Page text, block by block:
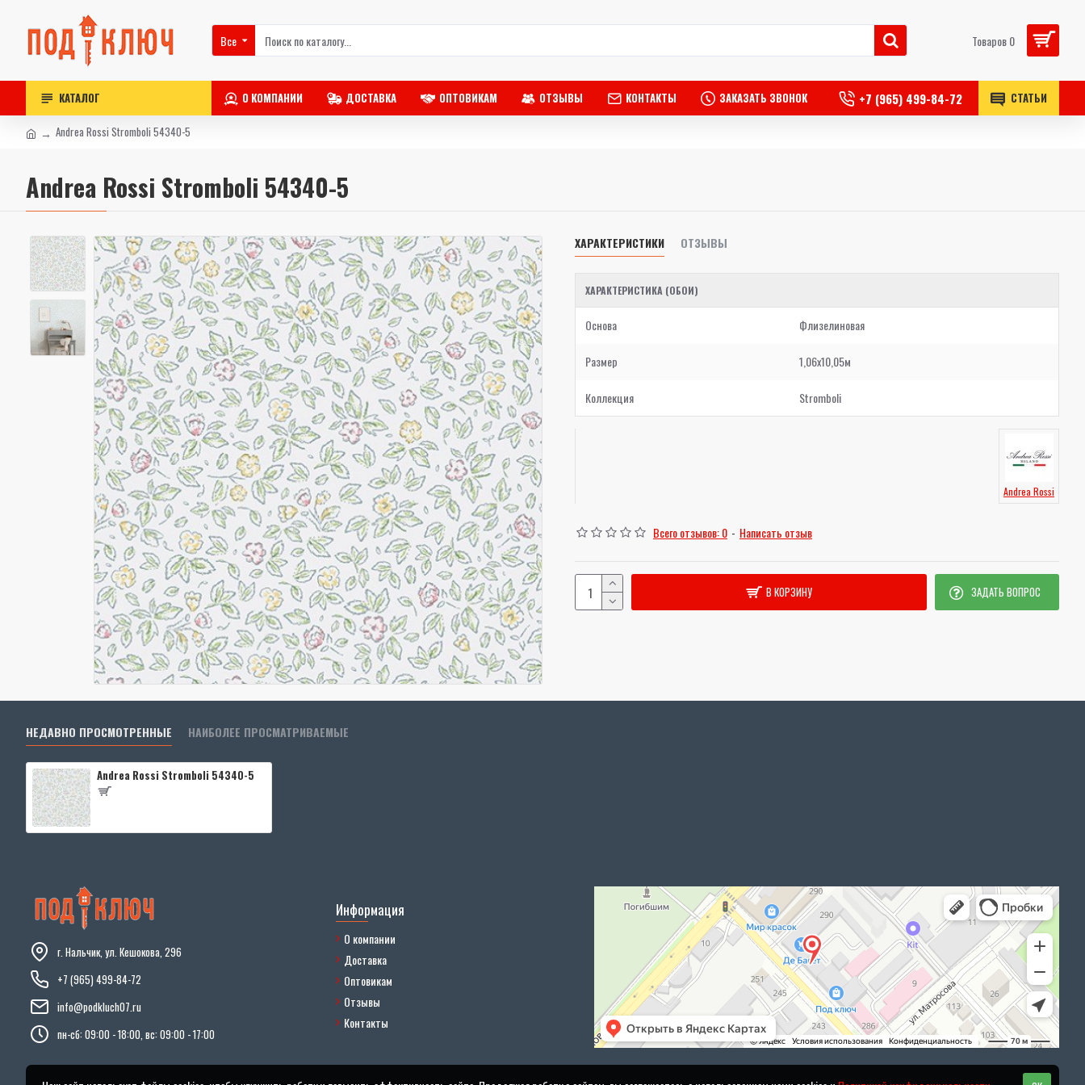
Все Товаров 0
КАТАЛОГ О КОМПАНИИ ДОСТАВКА ОПТОВИКАМ ОТЗЫВЫ КОНТАКТЫ ЗАКАЗАТЬ ЗВОНОК +7 (965) 499-84-72 СТАТЬИ
Andrea Rossi Stromboli 54340-5
Andrea Rossi Stromboli 54340-5
ХАРАКТЕРИСТИКИ ОТЗЫВЫ
ХАРАКТЕРИСТИКА (ОБОИ)
Основа Флизелиновая
Размер 1,06x10,05м
Коллекция Stromboli
Andrea Rossi
Всего отзывов: 0 - Написать отзыв
В КОРЗИНУ ЗАДАТЬ ВОПРОС
НЕДАВНО ПРОСМОТРЕННЫЕ НАИБОЛЕЕ ПРОСМАТРИВАЕМЫЕ
Andrea Rossi Stromboli 54340-5
г. Нальчик, ул. Кешокова, 296
+7 (965) 499-84-72
info@podkluch07.ru
пн-сб: 09:00 - 18:00, вс: 09:00 - 17:00
Информация
О компании
Доставка
Оптовикам
Отзывы
Контакты